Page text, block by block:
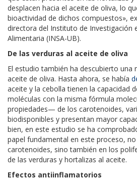
desplacen hacia el aceite de oliva, lo
bioactividad de dichos compuestos»,
directora del Instituto de Investigación
Alimentaria (INSA-UB).
De las verduras al aceite de oliva
El estudio también ha descubierto una
aceite de oliva. Hasta ahora, se había
aceite y la cebolla tienen la capacidad
moléculas con la misma fórmula
propiedades— de los carotenoides,
biodisponibles y presentan mayor
bien, en este estudio se ha
papel fundamental en este proceso,
carotenoides, sino también en los
de las verduras y hortalizas al aceite.
Efectos antiinflamatorios